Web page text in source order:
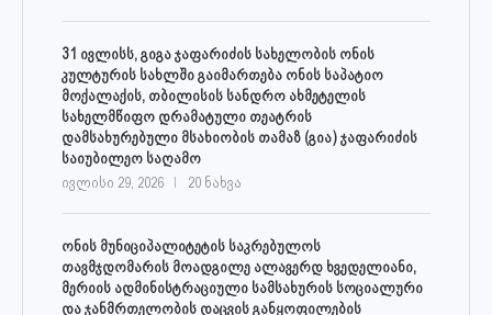
31 ივლისს, გიგა ჯაფარიძის სახელობის ონის
კულტურის სახლში გაიმართება ონის საპატიო
მოქალაქის, თბილისის სანდრო ახმეტელის
სახელმწიფო დრამატული თეატრის
დამსახურებული მსახიობის თამაზ (გია) ჯაფარიძის
საიუბილეო საღამო
ივლისი 29, 2026 20 ნახვა
ონის მუნიციპალიტეტის საკრებულოს
თავმჯდომარის მოადგილე ალავერდ ხვედელიანი,
მერიის ადმინისტრაციული სამსახურის სოციალური
და ჯანმრთელობის დაცვის განყოფილების